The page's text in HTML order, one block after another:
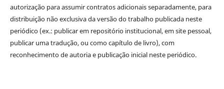
autorização para assumir contratos adicionais separadamente, para
distribuição não exclusiva da versão do trabalho publicada neste
periódico (ex.: publicar em repositório institucional, em site pessoal,
publicar uma tradução, ou como capítulo de livro), com
reconhecimento de autoria e publicação inicial neste periódico.